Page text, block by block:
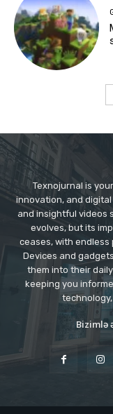
Texnojurnal is
innovation, and
and insightful videos
evolves, but its
ceases, with
Devices and
them into their
keeping you
Bizimlə